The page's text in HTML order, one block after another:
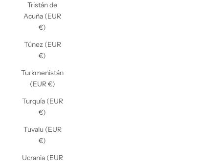
Tristán de
Acuña (EUR
€)
Túnez (EUR
€)
Turkmenistán
(EUR €)
Turquía (EUR
€)
Tuvalu (EUR
€)
Ucrania (EUR